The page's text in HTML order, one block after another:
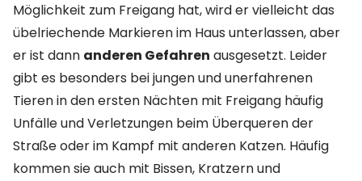
Möglichkeit zum Freigang hat, wird er vielleicht das
übelriechende Markieren im Haus unterlassen, aber
er ist dann anderen Gefahren ausgesetzt. Leider
gibt es besonders bei jungen und unerfahrenen
Tieren in den ersten Nächten mit Freigang häufig
Unfälle und Verletzungen beim Überqueren der
Straße oder im Kampf mit anderen Katzen. Häufig
kommen sie auch mit Bissen, Kratzern und